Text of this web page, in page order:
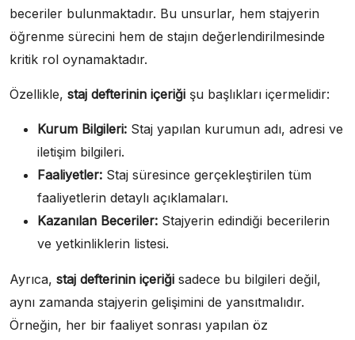
beceriler bulunmaktadır. Bu unsurlar, hem stajyerin
öğrenme sürecini hem de stajın değerlendirilmesinde
kritik rol oynamaktadır.
Özellikle, staj defterinin içeriği şu başlıkları içermelidir:
Kurum Bilgileri: Staj yapılan kurumun adı, adresi ve
iletişim bilgileri.
Faaliyetler: Staj süresince gerçekleştirilen tüm
faaliyetlerin detaylı açıklamaları.
Kazanılan Beceriler: Stajyerin edindiği becerilerin
ve yetkinliklerin listesi.
Ayrıca, staj defterinin içeriği sadece bu bilgileri değil,
aynı zamanda stajyerin gelişimini de yansıtmalıdır.
Örneğin, her bir faaliyet sonrası yapılan öz